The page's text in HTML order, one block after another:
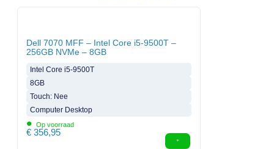
Dell 7070 MFF – Intel Core i5-9500T –
256GB NVMe – 8GB
Intel Core i5-9500T
8GB
Touch: Nee
Computer Desktop
• Op voorraad
€ 356,95